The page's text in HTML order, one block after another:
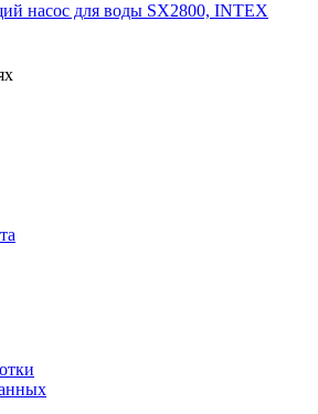
насос для воды SX2800, INTEX